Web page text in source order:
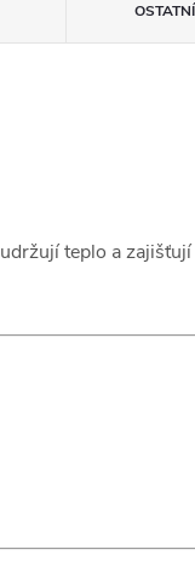
teplo a